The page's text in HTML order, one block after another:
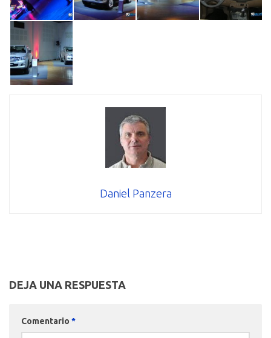
Daniel Panzera
DEJA UNA RESPUESTA
Comentario *